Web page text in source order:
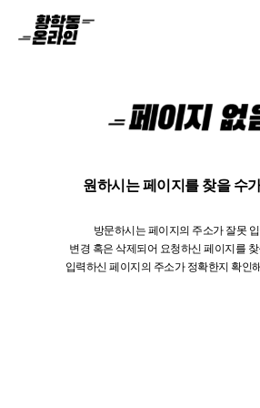
황학동온라인 - 업소용 주방기기
원하시는 페이지를 찾을 수
방문하시는 페이지의 주소가 잘못
변경 혹은 삭제되어 요청하신 페이지를
입력하신 페이지의 주소가 정확한지 확인